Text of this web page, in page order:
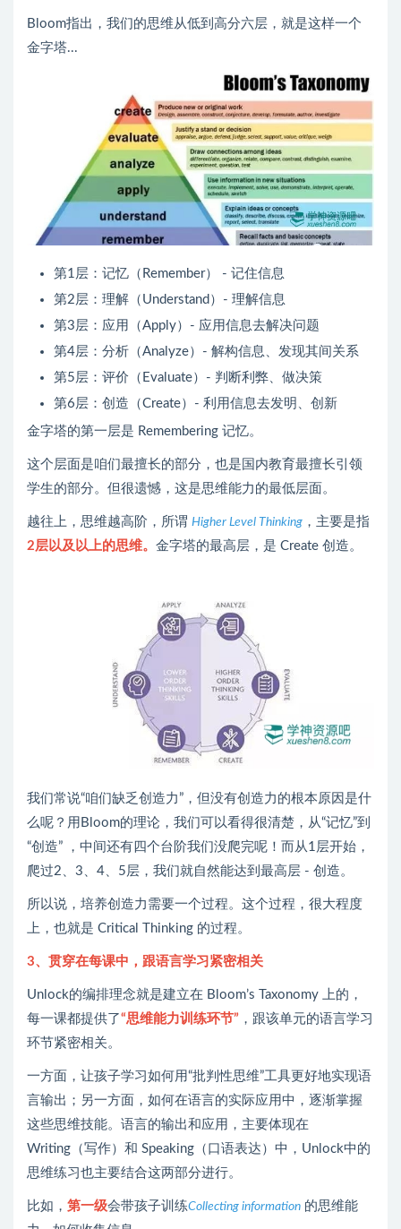
Bloom指出，我们的思维从低到高分六层，就是这样一个
金字塔...
第1层：记忆（Remember） - 记住信息
第2层：理解（Understand）- 理解信息
第3层：应用（Apply）- 应用信息去解决问题
第4层：分析（Analyze）- 解构信息、发现其间关系
第5层：评价（Evaluate）- 判断利弊、做决策
第6层：创造（Create）- 利用信息去发明、创新
金字塔的第一层是 Remembering 记忆。
这个层面是咱们最擅长的部分，也是国内教育最擅长引领
学生的部分。但很遗憾，这是思维能力的最低层面。
越往上，思维越高阶，所谓 Higher Level Thinking ，主要是指
2层以及以上的思维。 金字塔的最高层，是 Create 创造。
我们常说“咱们缺乏创造力”，但没有创造力的根本原因是什
么呢？用Bloom的理论，我们可以看得很清楚，从“记忆”到
“创造” ，中间还有四个台阶我们没爬完呢！而从1层开始，
爬过2、3、4、5层，我们就自然能达到最高层 - 创造。
所以说，培养创造力需要一个过程。这个过程，很大程度
上，也就是 Critical Thinking 的过程。
3、贯穿在每课中，跟语言学习紧密相关
Unlock的编排理念就是建立在 Bloom’s Taxonomy 上的，
每一课都提供了“思维能力训练环节” ，跟该单元的语言学习
环节紧密相关。
一方面，让孩子学习如何用“批判性思维”工具更好地实现语
言输出；另一方面，如何在语言的实际应用中，逐渐掌握
这些思维技能。语言的输出和应用，主要体现在
Writing（写作）和 Speaking（口语表达）中，Unlock中的
思维练习也主要结合这两部分进行。
比如， 第一级会带孩子训练Collecting information 的思维能